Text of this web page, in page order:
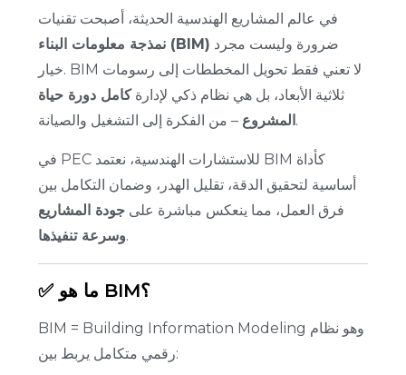
في عالم المشاريع الهندسية الحديثة، أصبحت تقنيات
نمذجة معلومات البناء (BIM)
خيار. BIM لا تعني فقط تحويل المخططات إلى رسومات
ثلاثية الأبعاد، بل هي نظام ذكي لإدارةكامل دورة حياة
المشروع– من الفكرة إلى التشغيل والصيانة.
في PEC للاستشارات الهندسية، نعتمد BIM كأداة
أساسية لتحقيق الدقة، تقليل الهدر، وضمان التكامل بين
فرق العمل، مما ينعكس مباشرة على جودة المشاريع
وسرعة تنفيذها.
✅ ما هو BIM؟
BIM = Building Information Modeling
رقمي متكامل يربط بين: